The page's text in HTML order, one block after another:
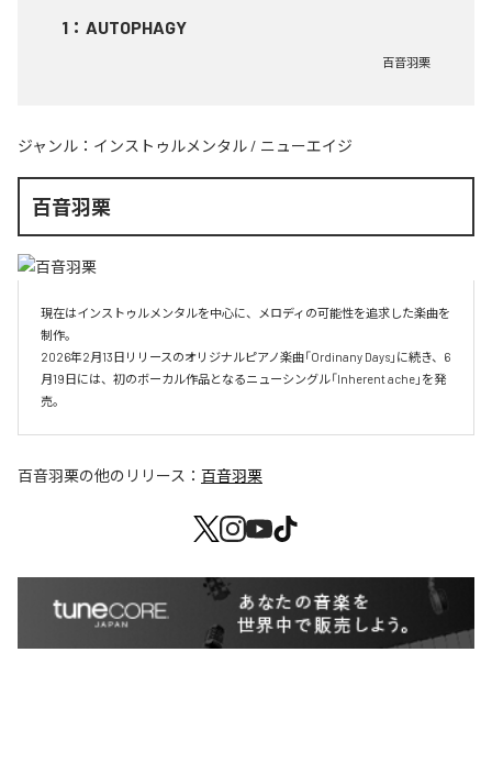
1 ： AUTOPHAGY
百音羽栗
ジャンル： インストゥルメンタル / ニューエイジ
百音羽栗
現在はインストゥルメンタルを中心に、メロディの可能性を追求した楽曲を
制作。
2026年2月13日リリースのオリジナルピアノ楽曲「Ordinany Days」に続き、6
月19日には、初のボーカル作品となるニューシングル「Inherent ache」を発
売。
百音羽栗の他のリリース： 百音羽栗